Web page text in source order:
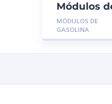
Módulos
Gasolina
MU1314:
MÓDULOS DE
GASOLINA